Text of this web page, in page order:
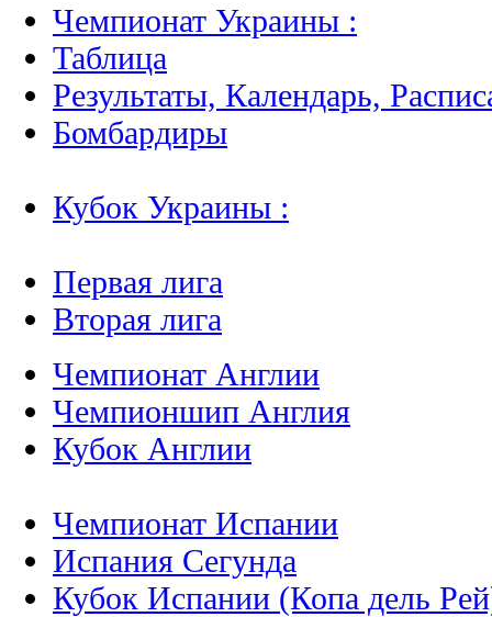
Чемпионат Украины :
Таблица
Результаты, Календарь,
Бомбардиры
Кубок Украины :
Первая лига
Вторая лига
Чемпионат Англии
Чемпионшип Англия
Кубок Англии
Чемпионат Испании
Испания Сегунда
Кубок Испании (Копа дель